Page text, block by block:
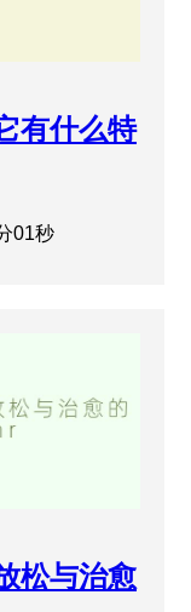
有什么特
01秒
松与治愈